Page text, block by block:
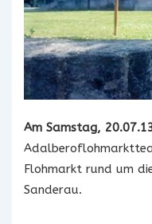
Am Samstag,
Flohmarkt rund um
Sanderau.